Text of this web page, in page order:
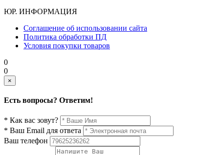
ЮР. ИНФОРМАЦИЯ
Соглашение об использовании сайта
Политика обработки ПД
Условия покупки товаров
0
0
×
Есть вопросы? Ответим!
* Как вас зовут?
* Ваш Email для ответа
Ваш телефон